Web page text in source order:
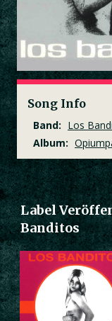
Song Info
Band: Los
Album:
Label
Banditos